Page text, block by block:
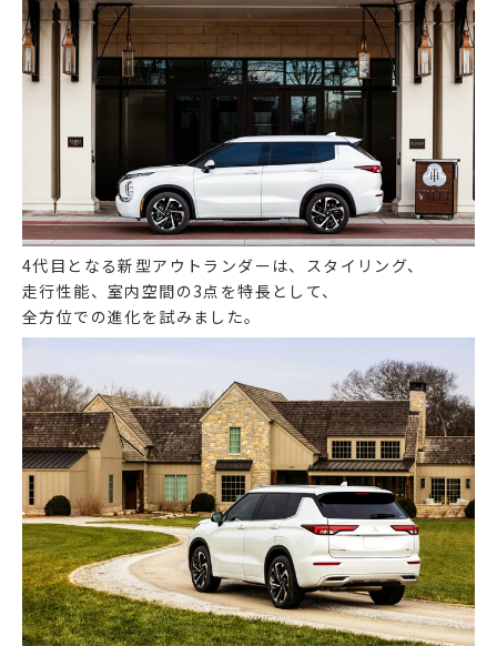
4代目となる新型アウトランダーは、スタイリング、
走行性能、室内空間の3点を特長として、
全方位での進化を試みました。